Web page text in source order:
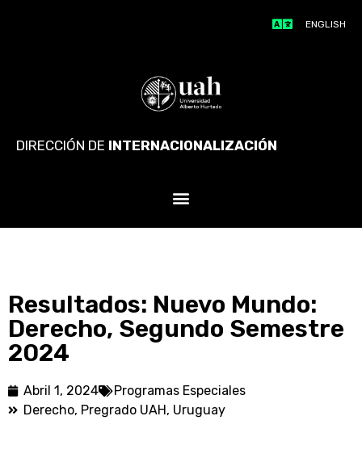
ENGLISH
DIRECCIÓN DE INTERNACIONALIZACIÓN
Resultados: Nuevo Mundo:
Derecho, Segundo Semestre
2024
Abril 1, 2024
Programas Especiales
Derecho, Pregrado UAH, Uruguay